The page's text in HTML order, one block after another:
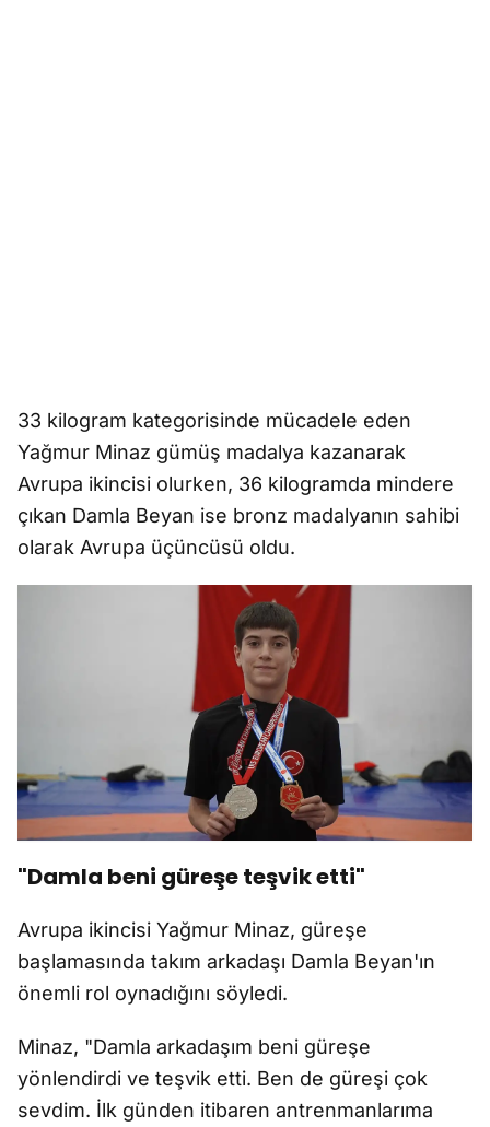
33 kilogram kategorisinde mücadele eden
Yağmur Minaz gümüş madalya kazanarak
Avrupa ikincisi olurken, 36 kilogramda mindere
çıkan Damla Beyan ise bronz madalyanın sahibi
olarak Avrupa üçüncüsü oldu.
"Damla beni güreşe teşvik etti"
Avrupa ikincisi Yağmur Minaz, güreşe
başlamasında takım arkadaşı Damla Beyan'ın
önemli rol oynadığını söyledi.
Minaz, "Damla arkadaşım beni güreşe
yönlendirdi ve teşvik etti. Ben de güreşi çok
sevdim. İlk günden itibaren antrenmanlarıma